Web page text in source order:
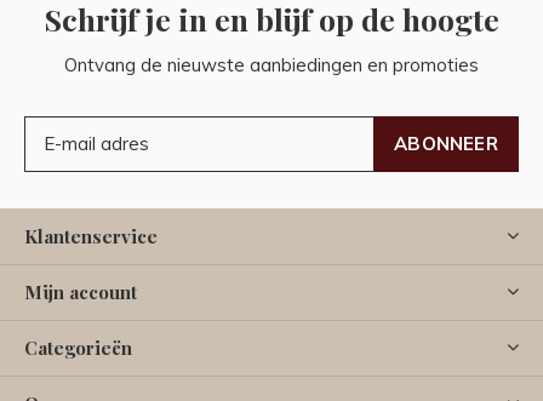
Schrijf je in en blijf op de hoogte
Ontvang de nieuwste aanbiedingen en promoties
ABONNEER
Klantenservice
Mijn account
Categorieën